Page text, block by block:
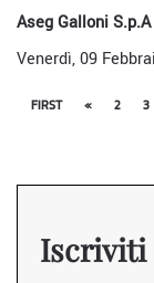
Aseg Galloni S.p.A
Venerdì, 09
FIRST « 2 3
Iscriviti